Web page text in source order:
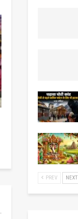
PREV NEXT